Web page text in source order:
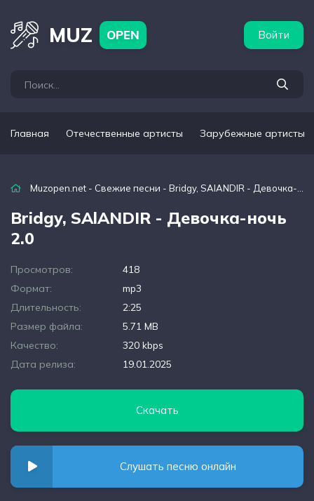
MUZ OPEN Войти
Главная Отечественные артисты Зарубежные артисты
Muzopen.net - Свежие песни - Bridgy, SAlANDIR - Девочка-ночь 2.0
Bridgy, SAlANDIR - Девочка-ночь
2.0
Просмотров:
418
Формат:
mp3
Длительность:
2:25
Размер файла:
5.71 MB
Качество:
320 kbps
Дата релиза:
19.01.2025
Скачать
Слушать песню онлайн
артисты Популярные подборки